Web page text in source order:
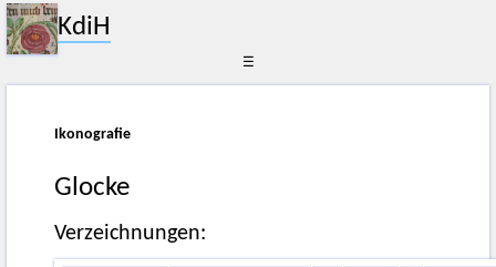
KdiH
☰
Ikonografie
Glocke
Verzeichnungen: